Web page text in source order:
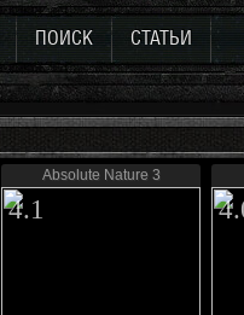
ПОИСК СТАТЬИ
Absolute Nature 3
4.1